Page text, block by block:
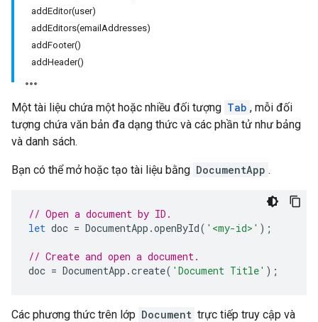
addEditor(user)
addEditors(emailAddresses)
addFooter()
addHeader()
Một tài liệu chứa một hoặc nhiều đối tượng Tab , mỗi đối
tượng chứa văn bản đa dạng thức và các phần tử như bảng
và danh sách.
Bạn có thể mở hoặc tạo tài liệu bằng DocumentApp .
// Open a document by ID.
let doc = DocumentApp .openById( '<my-id>' );
// Create and open a document.
doc = DocumentApp .create( 'Document Title' );
Các phương thức trên lớp Document trực tiếp truy cập và